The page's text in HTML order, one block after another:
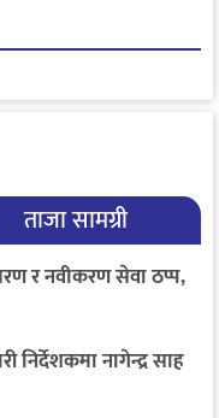
ताजा सामग्री
र नवीकरण सेवा ठप्प,
नागेन्द्र साह